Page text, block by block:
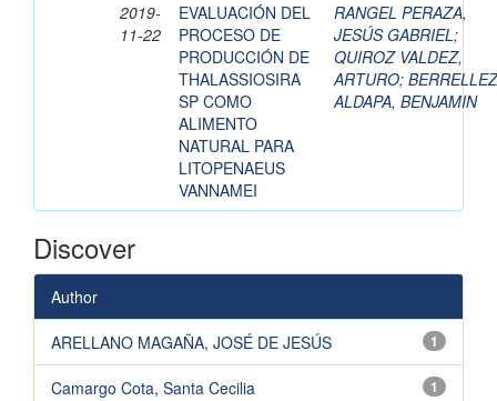
2019-
11-22
EVALUACIÓN DEL
PROCESO DE
PRODUCCIÓN DE
THALASSIOSIRA
SP COMO
ALIMENTO
NATURAL PARA
LITOPENAEUS
VANNAMEI
RANGEL PERAZA,
JESÚS GABRIEL;
QUIROZ VALDEZ,
ARTURO;
ALDAPA, BENJAMIN
Discover
Author
1
ARELLANO MAGAÑA, JOSÉ DE JESÚS
1
Camargo Cota, Santa Cecilia